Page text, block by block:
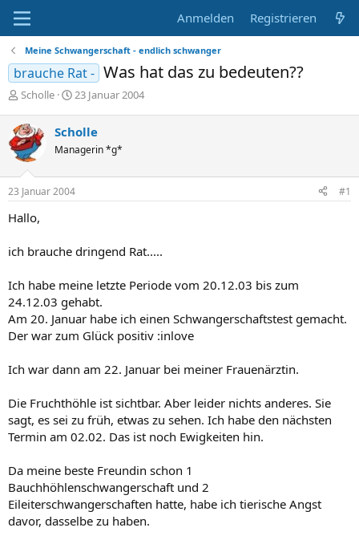
Anmelden Registrieren
Meine Schwangerschaft - endlich schwanger
brauche Rat - Was hat das zu bedeuten??
E
s
t
e
l
l
e
Scholle
E
t
e
l
t
23 Januar 2004
Scholle
Managerin *g*
23 Januar 2004 #1
Hallo,
ich brauche dringend Rat.....
Ich habe meine letzte Periode vom 20.12.03 bis zum
24.12.03 gehabt.
Am 20. Januar habe ich einen Schwangerschaftstest gemacht.
Der war zum Glück positiv :inlove
Ich war dann am 22. Januar bei meiner Frauenärztin.
Die Fruchthöhle ist sichtbar. Aber leider nichts anderes. Sie
sagt, es sei zu früh, etwas zu sehen. Ich habe den nächsten
Termin am 02.02. Das ist noch Ewigkeiten hin.
Da meine beste Freundin schon 1
Bauchhöhlenschwangerschaft und 2
Eileiterschwangerschaften hatte, habe ich tierische Angst
davor, dasselbe zu haben.